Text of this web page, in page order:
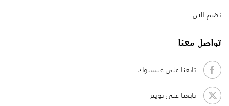
نضم الان
تواصل معنا
تابعنا على فيسبوك
تابعنا على تويتر